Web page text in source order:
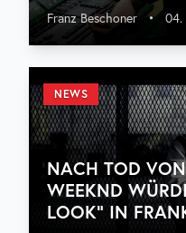
Franz Beschoner • 04.
NEWS
NACH TOD
WEEKND
LOOK“ IN